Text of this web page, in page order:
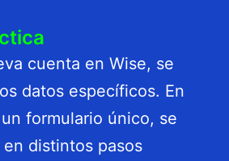
cuenta en Wise, se
datos específicos. En
formulario único, se
distintos pasos